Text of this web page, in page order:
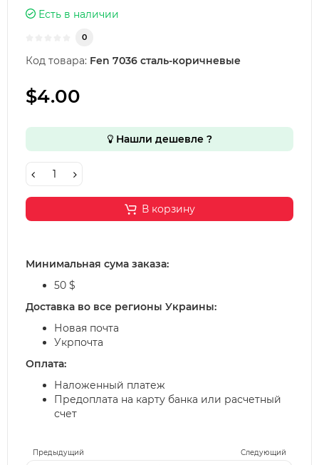
Предыдущий Следующий
Есть в наличии
0
Код товара: Fen 7036 сталь-коричневые
$4.00
Нашли дешевле ?
В корзину
Минимальная сума заказа:
50 $
Доставка во все регионы Украины:
Новая почта
Укрпочта
Оплата:
Наложенный платеж
Предоплата на карту банка или расчетный
счет